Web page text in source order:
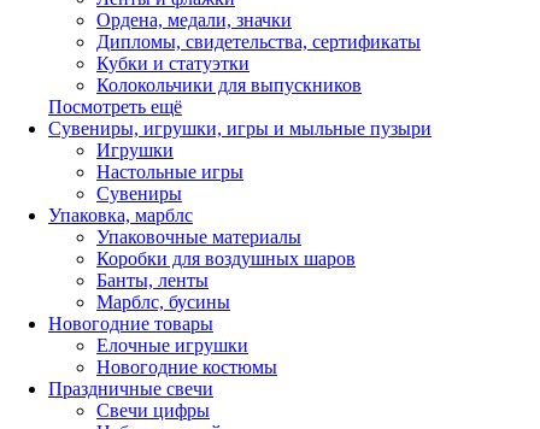
Ордена, медали, значки
Дипломы, свидетельства, сертификаты
Кубки и статуэтки
Колокольчики для выпускников
Посмотреть ещё
Сувениры, игрушки, игры и мыльные пузыри
Игрушки
Настольные игры
Сувениры
Упаковка, марблс
Упаковочные материалы
Коробки для воздушных шаров
Банты, ленты
Марблс, бусины
Новогодние товары
Елочные игрушки
Новогодние костюмы
Праздничные свечи
Свечи цифры